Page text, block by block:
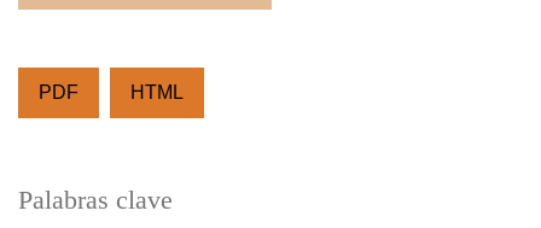
PDF HTML
Palabras clave